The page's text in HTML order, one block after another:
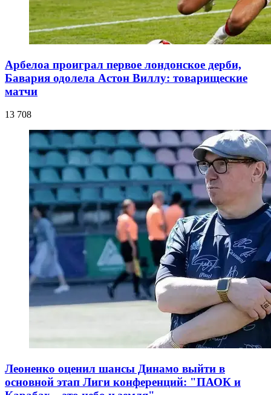
Арбелоа проиграл первое лондонское дерби,
Бавария одолела Астон Виллу: товарищеские
матчи
13 708
Леоненко оценил шансы Динамо выйти в
основной этап Лиги конференций: "ПАОК и